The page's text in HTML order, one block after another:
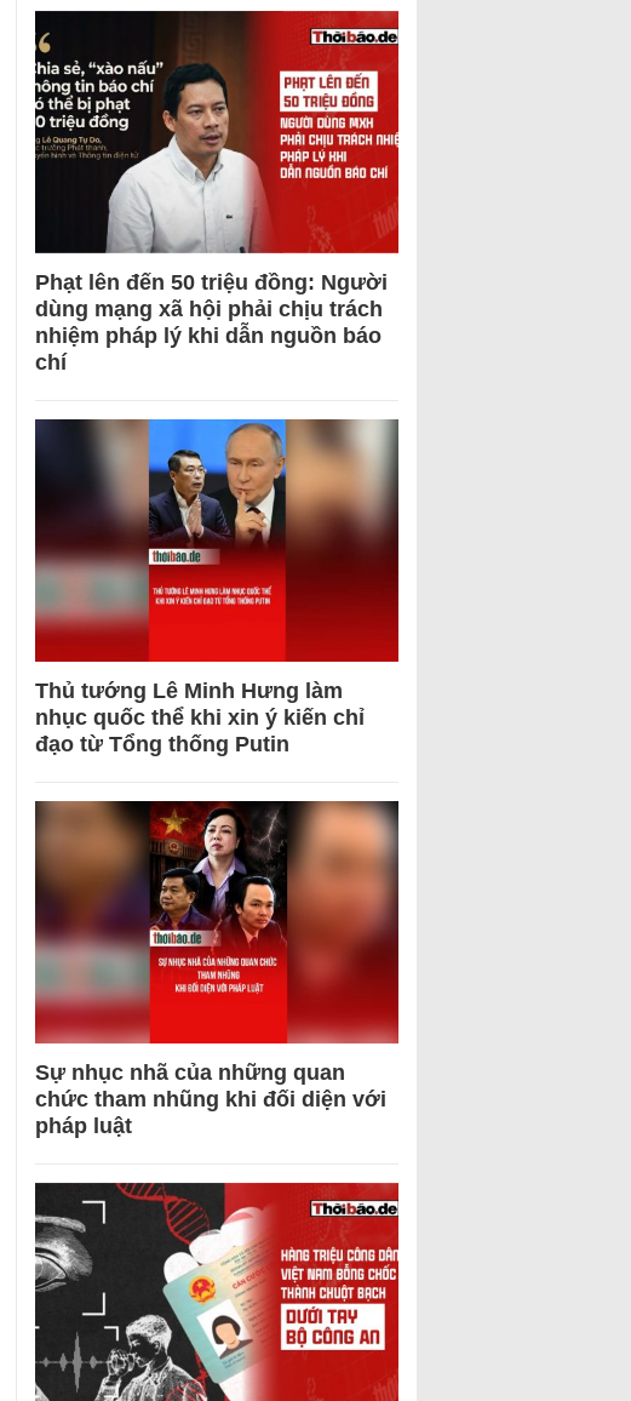
Phạt lên đến 50 triệu đồng: Người
dùng mạng xã hội phải chịu trách
nhiệm pháp lý khi dẫn nguồn báo
chí
Thủ tướng Lê Minh Hưng làm
nhục quốc thể khi xin ý kiến chỉ
đạo từ Tổng thống Putin
Sự nhục nhã của những quan
chức tham nhũng khi đối diện với
pháp luật